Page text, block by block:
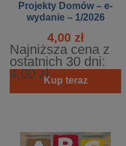
Projekty Domów – e-
wydanie – 1/2026
4,00 zł
Najniższa cena z
ostatnich 30 dni:
4,00 złKup teraz